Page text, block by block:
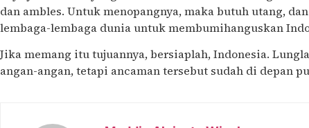
dan ambles. Untuk menopangnya, maka butuh utang,
lembaga-lembaga dunia untuk membumihanguskan
Jika memang itu tujuannya, bersiaplah, Indonesia.
angan-angan, tetapi ancaman tersebut sudah di depan